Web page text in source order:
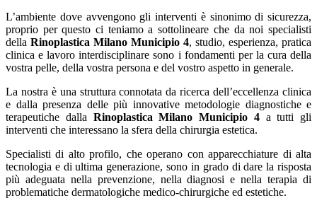
L’ambiente dove avvengono gli interventi è sinonimo di sicurezza,
proprio per questo ci teniamo a sottolineare che da noi specialisti
della Rinoplastica Milano Municipio 4, studio, esperienza, pratica
clinica e lavoro interdisciplinare sono i fondamenti per la cura della
vostra pelle, della vostra persona e del vostro aspetto in generale.
La nostra è una struttura connotata da ricerca dell’eccellenza clinica
e dalla presenza delle più innovative metodologie diagnostiche e
terapeutiche dalla Rinoplastica Milano Municipio 4a tutti gli
interventi che interessano la sfera della chirurgia estetica.
Specialisti di alto profilo, che operano con apparecchiature di alta
tecnologia e di ultima generazione, sono in grado di dare la risposta
più adeguata nella prevenzione, nella diagnosi e nella terapia di
problematiche dermatologiche medico-chirurgiche ed estetiche.